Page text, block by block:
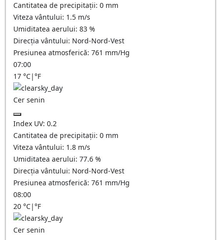
Cantitatea de precipitații: 0 mm
Viteza vântului: 1.5 m/s
Umiditatea aerului: 83 %
Direcția vântului: Nord-Nord-Vest
Presiunea atmosferică: 761 mm/Hg
07:00
17 °C|°F
Cer senin
Index UV: 0.2
Cantitatea de precipitații: 0 mm
Viteza vântului: 1.8 m/s
Umiditatea aerului: 77.6 %
Direcția vântului: Nord-Nord-Vest
Presiunea atmosferică: 761 mm/Hg
08:00
20 °C|°F
Cer senin